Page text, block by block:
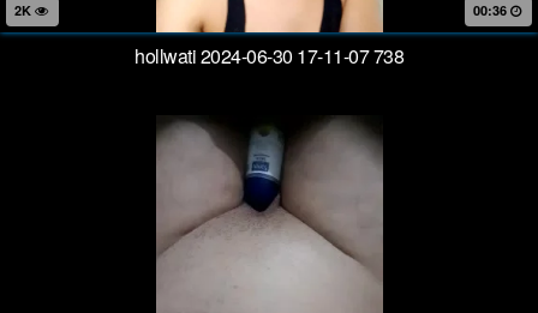
00:36
hollwati 2024-06-30 17-11-07 738